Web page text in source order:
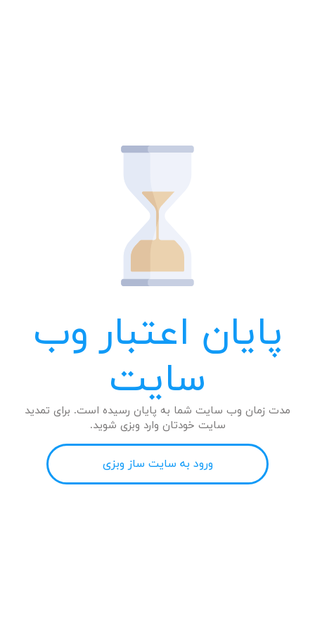
پایان اعتبار وب
سایت
مدت زمان وب سایت شما به پایان رسیده است. برای تمدید
سایت خودتان وارد وبزی شوید.
ورود به سایت ساز وبزی